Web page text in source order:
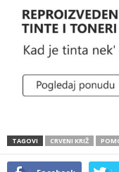
TAGOVI CRVENI KRIŽ